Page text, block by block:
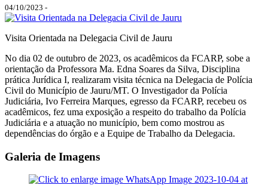
04/10/2023 -
Visita Orientada na Delegacia Civil de Jauru
No dia 02 de outubro de 2023, os acadêmicos da FCARP, sobe a
orientação da Professora Ma. Edna Soares da Silva, Disciplina
prática Jurídica I, realizaram visita técnica na Delegacia de Polícia
Civil do Município de Jauru/MT. O Investigador da Polícia
Judiciária, Ivo Ferreira Marques, egresso da FCARP, recebeu os
acadêmicos, fez uma exposição a respeito do trabalho da Polícia
Judiciária e a atuação no município, bem como mostrou as
dependências do órgão e a Equipe de Trabalho da Delegacia.
Galeria de Imagens